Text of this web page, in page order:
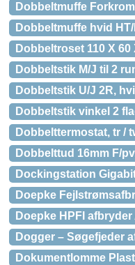
Dobbeltmuffe
Dobbeltmuffe hvid
Dobbeltroset 110 X 60
Dobbeltstik M/J til 2
Dobbeltstik U/J 2R,
Dobbeltstik vinkel 2
Dobbelttermostat, tr /
Dobbelttud 16mm F/
Dockingstation
Doepke
Doepke HPFI
Dogger – Søgefjeder
Dokumentlomme